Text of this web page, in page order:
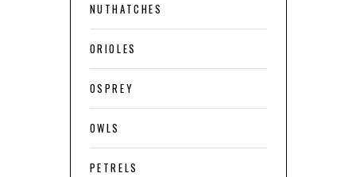
NUTHATCHES
ORIOLES
OSPREY
OWLS
PETRELS